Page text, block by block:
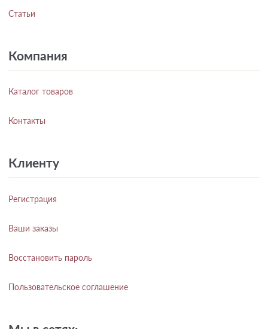
Статьи
Компания
Каталог товаров
Контакты
Клиенту
Регистрация
Ваши заказы
Восстановить пароль
Пользовательское соглашение